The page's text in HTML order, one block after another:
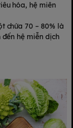
hóa, hệ miên
chứa 70 – 80% là
hệ miễn dịch